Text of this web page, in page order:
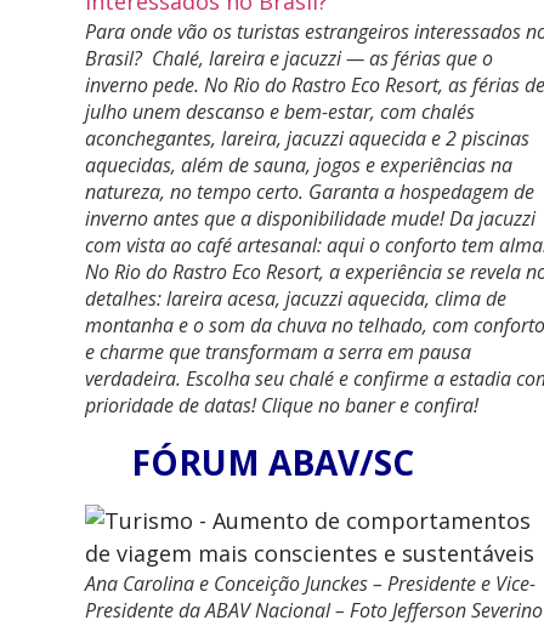
Para onde vão os turistas estrangeiros interessados
Brasil? Chalé, lareira e jacuzzi — as férias que o
inverno pede. No Rio do Rastro Eco Resort, as férias de
julho unem descanso e bem-estar, com chalés
aconchegantes, lareira, jacuzzi aquecida e 2 piscinas
aquecidas, além de sauna, jogos e experiências na
natureza, no tempo certo. Garanta a hospedagem de
inverno antes que a disponibilidade mude! Da jacuzzi
com vista ao café artesanal: aqui o conforto tem
No Rio do Rastro Eco Resort, a experiência se revela
detalhes: lareira acesa, jacuzzi aquecida, clima de
montanha e o som da chuva no telhado, com conforto
e charme que transformam a serra em pausa
verdadeira. Escolha seu chalé e confirme a estadia
prioridade de datas! Clique no baner e confira!
FÓRUM ABAV/SC
Ana Carolina e Conceição Junckes – Presidente e Vice-
Presidente da ABAV Nacional – Foto Jefferson Severino